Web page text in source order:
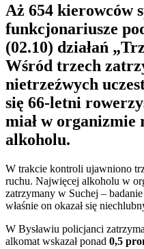
Aż 654 kierowców
funkcjonariusze
(02.10) działań
Wśród trzech
nietrzeźwych
się 66-letni
miał w
alkoholu.
W trakcie kontroli ujawniono
ruchu. Najwięcej alkoholu w
zatrzymany w Suchej –
właśnie on okazał się
W Bysławiu policjanci
alkomat wskazał ponad 0,5